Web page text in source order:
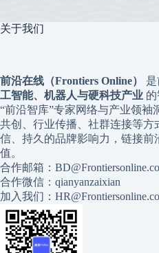
关于我们
前沿在线（Frontiers Online）
工智能、机器人与硬科技产业
“前沿智库”专家网络与产业领袖
共创、行业传播、社群连接等方
信、持久的品牌影响力，链接前
值。
合作邮箱：
合作微信：qianyanzaixian
加入我们：